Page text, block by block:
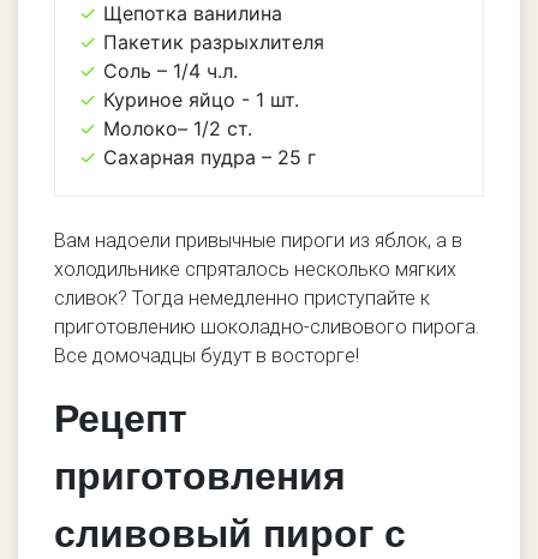
Щепотка ванилина
Пакетик разрыхлителя
Соль – 1/4 ч.л.
Куриное яйцо - 1 шт.
Молокo– 1/2 ст.
Сахарная пудра – 25 г
Вам надоели привычные пироги из яблок, а в
холодильнике спряталось несколько мягких
сливок? Тогда немедленно приступайте к
приготовлению шоколадно-сливового пирога.
Все домочадцы будут в восторге!
Рецепт
приготовления
сливовый пирог с